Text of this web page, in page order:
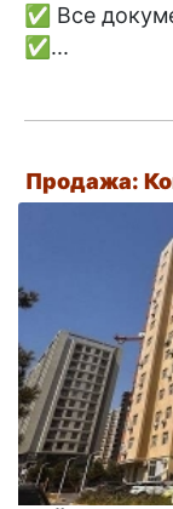
✅ Все
✅...
Продажа: